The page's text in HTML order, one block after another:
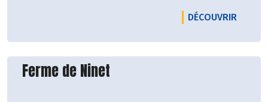
essaims grandissent dans un environnement
diversifié, ce qui permet de varier les goûts.
DÉCOUVRIR
Découvrir le producteur
Ferme de Ninet